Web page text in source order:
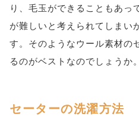
り、毛玉ができることもあっ
が難しいと考えられてしまい
す。そのようなウール素材の
るのがベストなのでしょうか。
セーターの洗濯方法